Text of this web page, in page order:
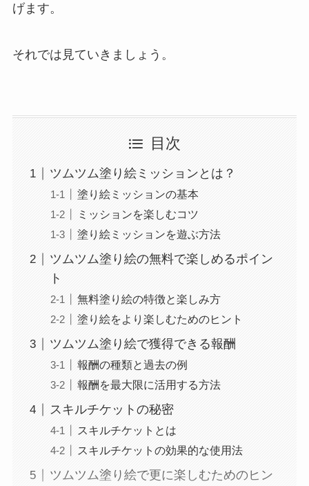
げます。
それでは見ていきましょう。
目次
ツムツム塗り絵ミッションとは？
塗り絵ミッションの基本
ミッションを楽しむコツ
塗り絵ミッションを遊ぶ方法
ツムツム塗り絵の無料で楽しめるポイン
ト
無料塗り絵の特徴と楽しみ方
塗り絵をより楽しむためのヒント
ツムツム塗り絵で獲得できる報酬
報酬の種類と過去の例
報酬を最大限に活用する方法
スキルチケットの秘密
スキルチケットとは
スキルチケットの効果的な使用法
ツムツム塗り絵で更に楽しむためのヒン